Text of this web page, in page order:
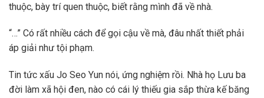
thuộc, bày trí quen thuộc, biết rằng mình đã về nhà.
“…” Có rất nhiều cách để gọi cậu về mà, đâu nhất thiết phải
áp giải như tội phạm.
Tin tức xấu Jo Seo Yun nói, ứng nghiệm rồi. Nhà họ Lưu ba
đời làm xã hội đen, nào có cái lý thiếu gia sắp thừa kế băng